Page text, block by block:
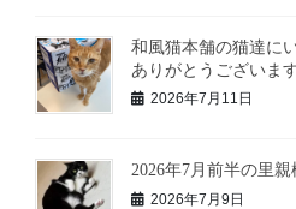
和風猫本舗の猫達に
ありがとうございま
2026年7月11日
2026年7月前半の里親
2026年7月9日